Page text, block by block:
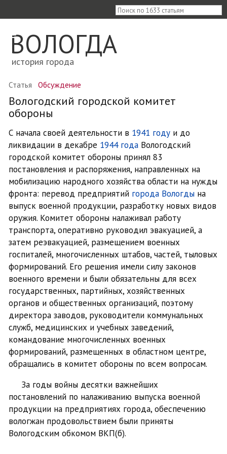
ВОЛОГДА
история города
≡
Статья Обсуждение
Вологодский городской комитет
обороны
С начала своей деятельности в 1941 году и до
ликвидации в декабре 1944 года Вологодский
городской комитет обороны принял 83
постановления и распоряжения, направленных на
мобилизацию народного хозяйства области на нужды
фронта: перевод предприятий города Вологды на
выпуск военной продукции, разработку новых видов
оружия. Комитет обороны налаживал работу
транспорта, оперативно руководил эвакуацией, а
затем реэвакуацией, размещением военных
госпиталей, многочисленных штабов, частей, тыловых
формирований. Его решения имели силу законов
военного времени и были обязательны для всех
государственных, партийных, хозяйственных
органов и общественных организаций, поэтому
директора заводов, руководители коммунальных
служб, медицинских и учебных заведений,
командование многочисленных военных
формирований, размещенных в областном центре,
обращались в комитет обороны по всем вопросам.
За годы войны десятки важнейших
постановлений по налаживанию выпуска военной
продукции на предприятиях города, обеспечению
вологжан продовольствием были приняты
Вологодским обкомом ВКП(б).